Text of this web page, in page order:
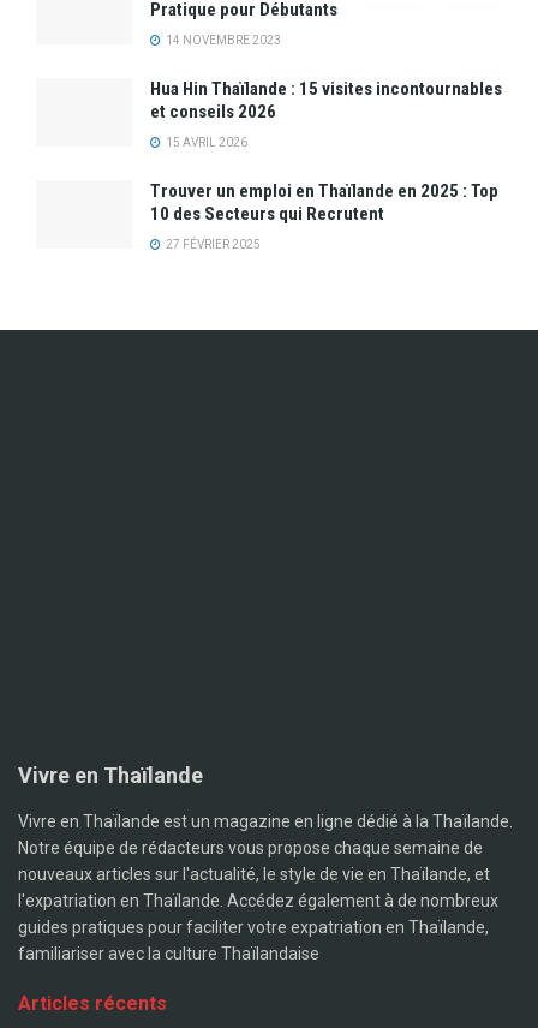
Pratique pour Débutants
14 NOVEMBRE 2023
Hua Hin Thaïlande : 15 visites incontournables
et conseils 2026
15 AVRIL 2026
Trouver un emploi en Thaïlande en 2025 : Top
10 des Secteurs qui Recrutent
27 FÉVRIER 2025
Vivre en Thaïlande
Vivre en Thaïlande est un magazine en ligne dédié à la Thaïlande.
Notre équipe de rédacteurs vous propose chaque semaine de
nouveaux articles sur l'actualité, le style de vie en Thaïlande, et
l'expatriation en Thaïlande. Accédez également à de nombreux
guides pratiques pour faciliter votre expatriation en Thaïlande,
familiariser avec la culture Thaïlandaise
Articles récents